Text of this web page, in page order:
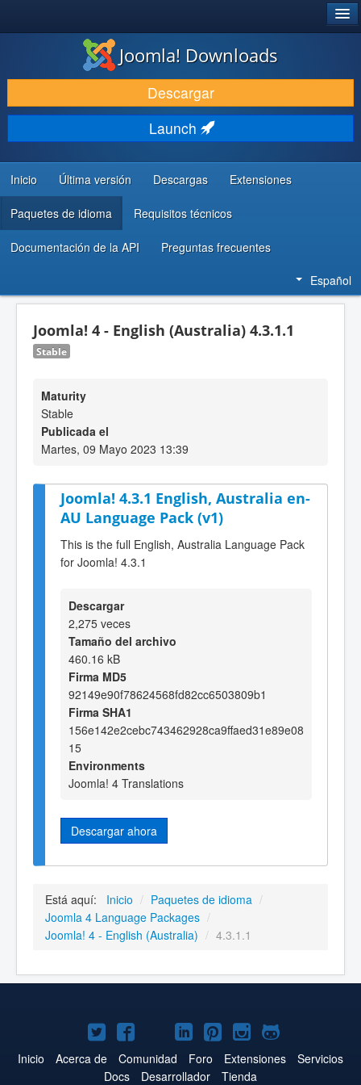
DESCARGAR & EXTENDER
DESCUBRE & APRENDE
COMUNIDAD & SOPORTE
RECURSOS PARA DESARROLLADORES
Joomla! Downloads
Descargar
Launch
Inicio Última versión Descargas Extensiones
Paquetes de idioma Requisitos técnicos
Documentación de la API Preguntas frecuentes
Español
Joomla! 4 - English (Australia) 4.3.1.1
Stable
Maturity
Stable
Publicada el
Martes, 09 Mayo 2023 13:39
Joomla! 4.3.1 English, Australia en-
AU Language Pack (v1)
This is the full English, Australia Language Pack
for Joomla! 4.3.1
Descargar
2,275 veces
Tamaño del archivo
460.16 kB
Firma MD5
92149e90f78624568fd82cc6503809b1
Firma SHA1
156e142e2cebc743462928ca9ffaed31e89e08
15
Environments
Joomla! 4 Translations
Descargar ahora
Está aquí: Inicio / Paquetes de idioma /
Joomla 4 Language Packages /
Joomla! 4 - English (Australia) / 4.3.1.1
Joomla!
en
Joomla!
en
Joomla!
en
Joomla!
en
Joomla!
en
Joomla!
en
Joomla!
en
Inicio Acerca de Comunidad Foro Extensiones
Servicios
Docs
Desarrollador Tienda